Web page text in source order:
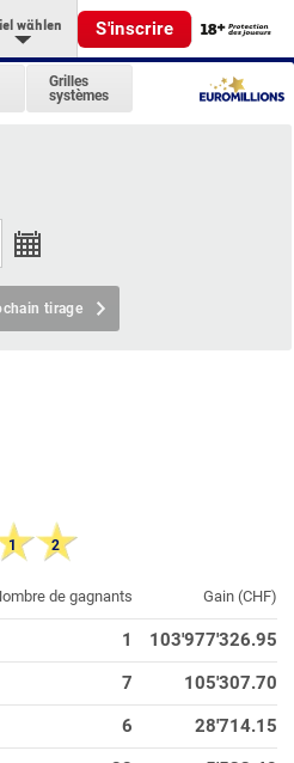
wählen S'inscrire
Grilles
systèmes
tirage
1 2
de gagnants Gain (CHF)
1
103'977'326.95
7
105'307.70
6
28'714.15